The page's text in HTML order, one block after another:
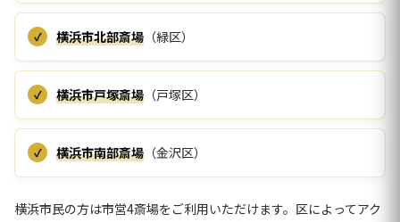
横浜市北部斎場 （緑区）
横浜市戸塚斎場 （戸塚区）
横浜市南部斎場 （金沢区）
横浜市民の方は市営4斎場をご利用いただけます。区によってアク